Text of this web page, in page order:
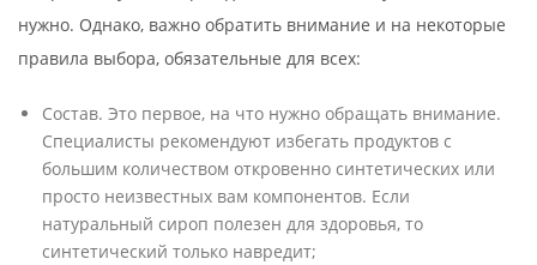
нужно. Однако, важно обратить внимание и на некоторые
правила выбора, обязательные для всех:
Состав. Это первое, на что нужно обращать внимание.
Специалисты рекомендуют избегать продуктов с
большим количеством откровенно синтетических или
просто неизвестных вам компонентов. Если
натуральный сироп полезен для здоровья, то
синтетический только навредит;